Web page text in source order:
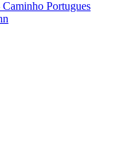
Portugues